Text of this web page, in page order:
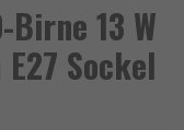
Birne 13 W
Sockel